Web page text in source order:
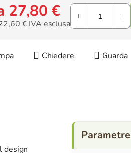
27,80 €
€ IVA esclusa
Chiedere Guarda
design